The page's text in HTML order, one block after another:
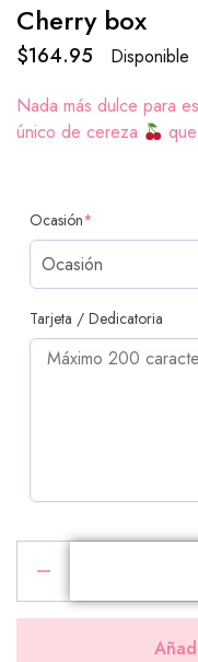
Cherry box
$164.95
Disponible
Nada más dulce para
único de cereza
Ocasión*
Tarjeta / Dedicatoria
PRODUCTOS
pedido